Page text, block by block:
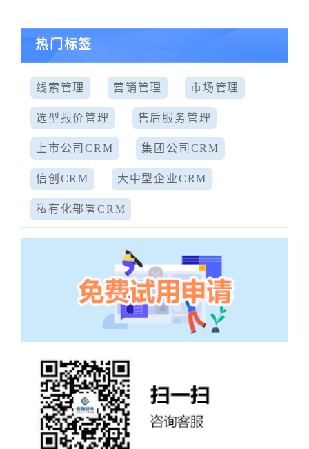
热门标签
线索管理 营销管理 市场管理
选型报价管理 售后服务管理
上市公司CRM 集团公司CRM
信创CRM 大中型企业CRM
私有化部署CRM